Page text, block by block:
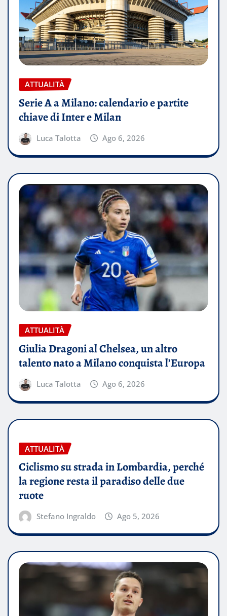
ATTUALITÀ
Serie A a Milano: calendario e partite
chiave di Inter e Milan
Luca Talotta Ago 6, 2026
ATTUALITÀ
Giulia Dragoni al Chelsea, un altro
talento nato a Milano conquista l’Europa
Luca Talotta Ago 6, 2026
ATTUALITÀ
Ciclismo su strada in Lombardia, perché
la regione resta il paradiso delle due
ruote
Stefano Ingraldo Ago 5, 2026